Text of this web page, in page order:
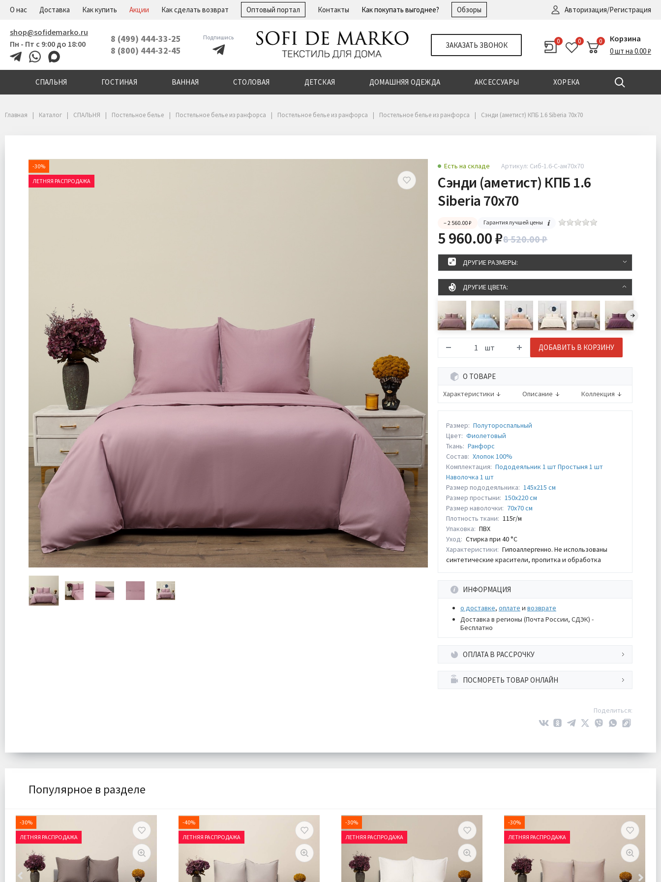
О нас Доставка Как купить Акции Как сделать возврат Оптовый портал Контакты Как покупать выгоднее? Обзоры Авторизация/Регистрация
shop@sofidemarko.ru
Пн - Пт с 9:00 до 18:00
8 (499) 444-33-25
8 (800) 444-32-45
Подпишись
ЗАКАЗАТЬ ЗВОНОК 0 0 0 Корзина
0 шт на 0.00 ₽
СПАЛЬНЯ ГОСТИНАЯ ВАННАЯ СТОЛОВАЯ ДЕТСКАЯ ДОМАШНЯЯ ОДЕЖДА АКСЕССУАРЫ ХОРЕКА
Регистрация
Главная Каталог СПАЛЬНЯ Постельное белье Постельное белье из ранфорса Постельное белье из ранфорса Постельное белье из ранфорса Сэнди (аметист) КПБ 1.6 Siberia 70х70
-30%
ЛЕТНЯЯ РАСПРОДАЖА
Есть на складе Артикул: Сиб-1.6-С-ам70х70
Сэнди (аметист) КПБ 1.6
Siberia 70х70
– 2 560.00 ₽ Гарантия лучшей цены
5 960.00 ₽8 520.00 ₽
ДРУГИЕ РАЗМЕРЫ:
ДРУГИЕ ЦВЕТА:
шт ДОБАВИТЬ В КОРЗИНУ
О ТОВАРЕ
Характеристики Описание Коллекция
Размер: Полутороспальный
Цвет: Фиолетовый
Ткань: Ранфорс
Состав: Хлопок 100%
Комплектация: Пододеяльник 1 шт Простыня 1 шт
Наволочка 1 шт
Размер пододеяльника: 145х215 см
Размер простыни: 150х220 см
Размер наволочки: 70х70 см
Плотность ткани: 115г/м
Упаковка: ПВХ
Уход: Стирка при 40 °С
Характеристики: Гипоаллергенно. Не использованы
синтетические красители, пропитка и обработка
ИНФОРМАЦИЯ
о доставке, оплате и возврате
Доставка в регионы (Почта России, СДЭК) -
Бесплатно
ОПЛАТА В РАССРОЧКУ
ПОСМОРЕТЬ ТОВАР ОНЛАЙН
Поделиться:
Популярное в разделе
-30%
ЛЕТНЯЯ РАСПРОДАЖА
-40%
ЛЕТНЯЯ РАСПРОДАЖА
-30%
ЛЕТНЯЯ РАСПРОДАЖА
-30%
ЛЕТНЯЯ РАСПРОДАЖА